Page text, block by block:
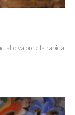
alto valore e la rapida